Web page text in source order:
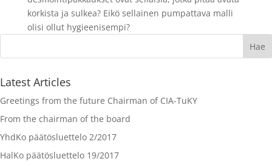
korkista ja sulkea? Eikö sellainen pumpattava malli
olisi ollut hygieenisempi?
Latest Articles
Greetings from the future Chairman of CIA-TuKY
From the chairman of the board
YhdKo päätösluettelo 2/2017
HalKo päätösluettelo 19/2017